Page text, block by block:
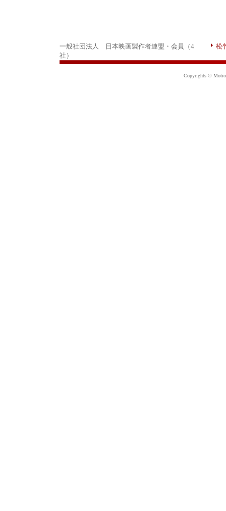
一般社団法人 日本映画製作者連盟・会員（4
社）
松
Copyrights ©